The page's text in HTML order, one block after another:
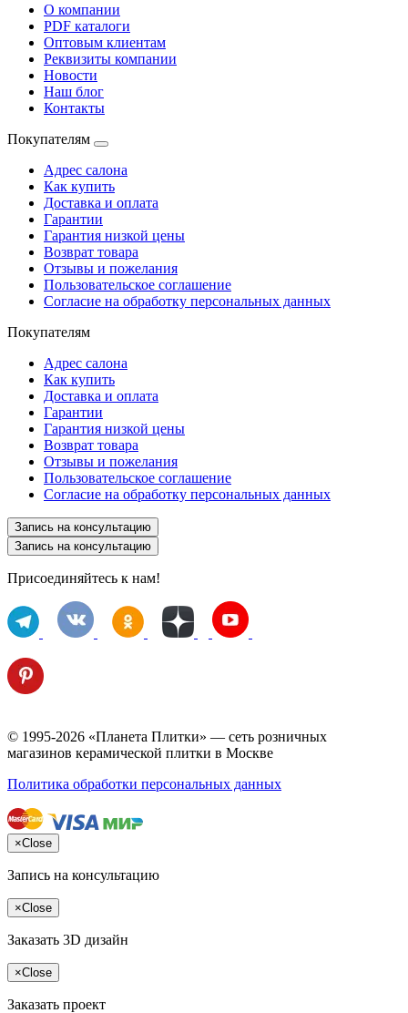
О компании
PDF каталоги
Оптовым клиентам
Реквизиты компании
Новости
Наш блог
Контакты
Покупателям
Адрес салона
Как купить
Доставка и оплата
Гарантии
Гарантия низкой цены
Возврат товара
Отзывы и пожелания
Пользовательское соглашение
Согласие на обработку персональных данных
Покупателям
Адрес салона
Как купить
Доставка и оплата
Гарантии
Гарантия низкой цены
Возврат товара
Отзывы и пожелания
Пользовательское соглашение
Согласие на обработку персональных данных
Запись на консультацию
Запись на консультацию
Присоединяйтесь к нам!
© 1995-2026 «Планета Плитки» — сеть розничных
магазинов керамической плитки в Москве
Политика обработки персональных данных
×Close
Запись на консультацию
×Close
Заказать 3D дизайн
×Close
Заказать проект